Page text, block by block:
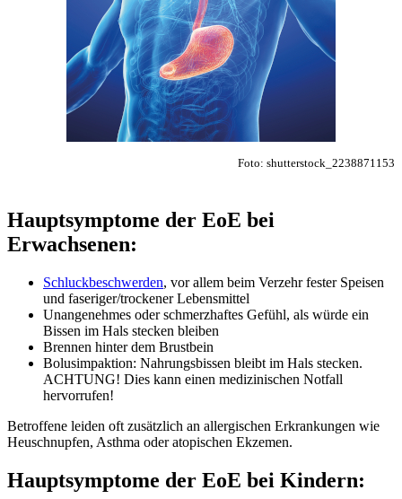
Foto: shutterstock_2238871153
Hauptsymptome der EoE bei
Erwachsenen:
Schluckbeschwerden, vor allem beim Verzehr fester Speisen
und faseriger/trockener Lebensmittel
Unangenehmes oder schmerzhaftes Gefühl, als würde ein
Bissen im Hals stecken bleiben
Brennen hinter dem Brustbein
Bolusimpaktion: Nahrungsbissen bleibt im Hals stecken.
ACHTUNG! Dies kann einen medizinischen Notfall
hervorrufen!
Betroffene leiden oft zusätzlich an allergischen Erkrankungen wie
Heuschnupfen, Asthma oder atopischen Ekzemen.
Hauptsymptome der EoE bei Kindern: